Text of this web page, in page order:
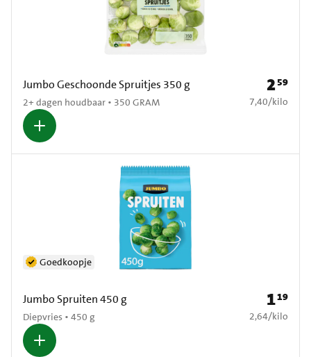
Jumbo Geschoonde Spruitjes 350 g
2+ dagen houdbaar • 350 GRAM
Prijs: €
259
€ 7,40 per kilo
7,40/kilo
Jumbo Spruiten 450 g
Diepvries • 450 g
Goedkoopje
Prijs: €
119
€ 2,64 per kilo
2,64/kilo